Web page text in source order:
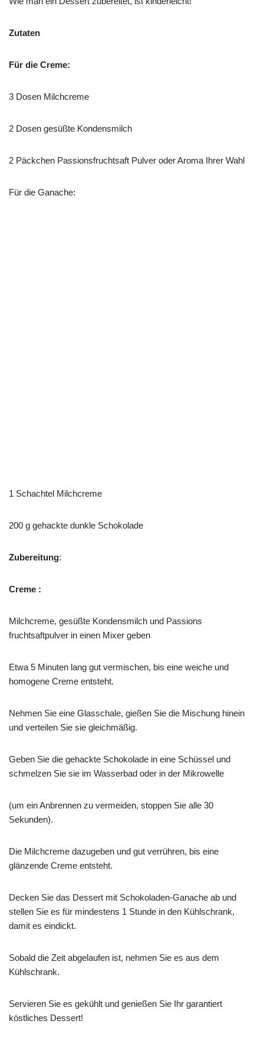
Zutaten
Für die Creme:
3 Dosen Milchcreme
2 Dosen gesüßte Kondensmilch
2 Päckchen Passionsfruchtsaft Pulver oder Aroma Ihrer Wahl
Für die Ganache:
1 Schachtel Milchcreme
200 g gehackte dunkle Schokolade
Zubereitung:
Creme :
Milchcreme, gesüßte Kondensmilch und Passions
fruchtsaftpulver in einen Mixer geben
Etwa 5 Minuten lang gut vermischen, bis eine weiche und
homogene Creme entsteht.
Nehmen Sie eine Glasschale, gießen Sie die Mischung hinein
und verteilen Sie sie gleichmäßig.
Geben Sie die gehackte Schokolade in eine Schüssel und
schmelzen Sie sie im Wasserbad oder in der Mikrowelle
(um ein Anbrennen zu vermeiden, stoppen Sie alle 30
Sekunden).
Die Milchcreme dazugeben und gut verrühren, bis eine
glänzende Creme entsteht.
Decken Sie das Dessert mit Schokoladen-Ganache ab und
stellen Sie es für mindestens 1 Stunde in den Kühlschrank,
damit es eindickt.
Sobald die Zeit abgelaufen ist, nehmen Sie es aus dem
Kühlschrank.
Servieren Sie es gekühlt und genießen Sie Ihr garantiert
köstliches Dessert!